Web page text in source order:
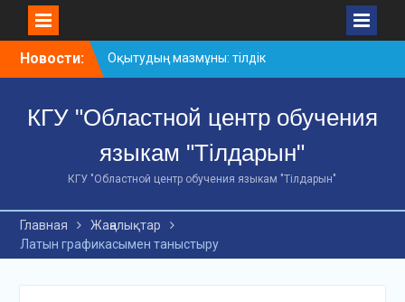
Новости:
Оқытудың мазмұны: тілдік
дағдылар және
стратегиялар
АХМЕТ БАЙТҰРСЫНҰЛЫ
АТЫНДАҒЫ «ҮЗДІК
ОҚЫТУШЫ-2026»
«Мемлекеттік тіл –
Тәуелсіздік символы»
облыстық байқауы
КГУ "Областной центр обучения
языкам "Тілдарын"
КГУ "Областной центр обучения языкам "Тілдарын"
Главная
Жаңалықтар
Латын графикасымен таныстыру